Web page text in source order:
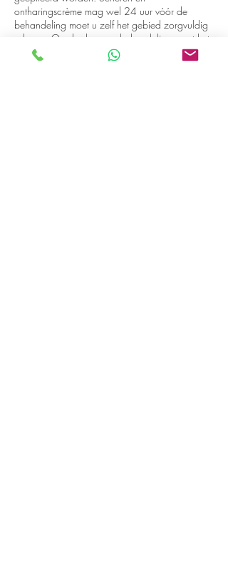
ontharingscrème mag wel 24 uur vóór de
behandeling moet u zelf het gebied zorgvuldig
scheren. Op de dag van behandeling moet het
haar net zichtbaar en voelbaar zijn.